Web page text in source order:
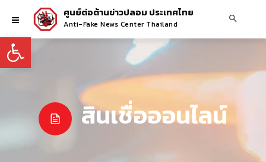
Open toolbar
ศูนย์ต่อต้านข่าวปลอม ประเทศไทย
Anti-Fake News Center Thailand
สินเชื่อออนไลน์